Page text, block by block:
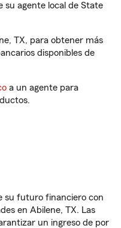
su agente local de State
TX, para obtener más
disponibles de
a un agente para
su futuro financiero con
en Abilene, TX. Las
un ingreso de por